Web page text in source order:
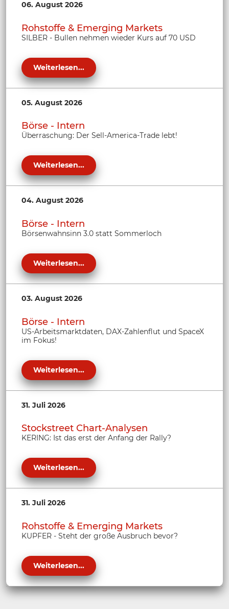
06. August 2026
Rohstoffe & Emerging Markets
SILBER - Bullen nehmen wieder Kurs auf 70 USD
Weiterlesen...
05. August 2026
Börse - Intern
Überraschung: Der Sell-America-Trade lebt!
Weiterlesen...
04. August 2026
Börse - Intern
Börsenwahnsinn 3.0 statt Sommerloch
Weiterlesen...
03. August 2026
Börse - Intern
US-Arbeitsmarktdaten, DAX-Zahlenflut und SpaceX
im Fokus!
Weiterlesen...
31. Juli 2026
Stockstreet Chart-Analysen
KERING: Ist das erst der Anfang der Rally?
Weiterlesen...
31. Juli 2026
Rohstoffe & Emerging Markets
KUPFER - Steht der große Ausbruch bevor?
Weiterlesen...